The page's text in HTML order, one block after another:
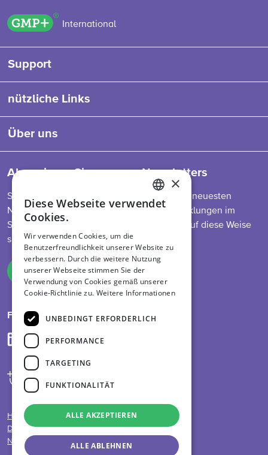
GMP+ logo
International
Support
nützliche Links
Über uns
Abonnieren Sie unseren Newsletters
So bleiben Sie auf dem Laufenden über die neuesten
Nachrichten zu unserem Programm, Entwicklungen im
Sektor, Futtermittelvorschriften und mehr. Auf diese Weise
sind Sie immer informiert.
Melden Sie sich an
Folge uns auf
Haftungsausschluss
Datenschutzrichtlinie
Nutzungsbedingungen
ENGLISH
GERMAN
×
Diese Webseite verwendet
Cookies.
Wir verwenden Cookies, um die
Benutzerfreundlichkeit unserer Website zu
verbessern. Durch die weitere Nutzung
unserer Webseite stimmen Sie der
Verwendung von Cookies gemäß unserer
Cookie-Richtlinie zu. Weitere Informationen
UNBEDINGT ERFORDERLICH
PERFORMANCE
TARGETING
FUNKTIONALITÄT
ALLE AKZEPTIEREN
ALLE ABLEHNEN